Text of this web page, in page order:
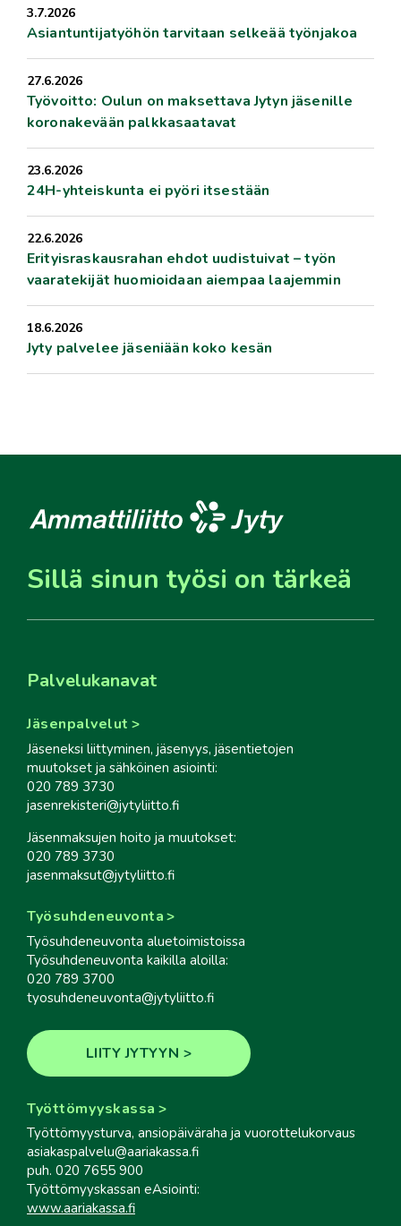
3.7.2026
Asiantuntijatyöhön tarvitaan selkeää työnjakoa
27.6.2026
Työvoitto: Oulun on maksettava Jytyn jäsenille
koronakevään palkkasaatavat
23.6.2026
24H-yhteiskunta ei pyöri itsestään
22.6.2026
Erityisraskausrahan ehdot uudistuivat – työn
vaaratekijät huomioidaan aiempaa laajemmin
18.6.2026
Jyty palvelee jäseniään koko kesän
Sillä sinun työsi on tärkeä
Palvelukanavat
Jäsenpalvelut
Jäseneksi liittyminen, jäsenyys, jäsentietojen
muutokset ja sähköinen asiointi:
020 789 3730
jasenrekisteri@jytyliitto.fi
Jäsenmaksujen hoito ja muutokset:
020 789 3730
jasenmaksut@jytyliitto.fi
Työsuhdeneuvonta
Työsuhdeneuvonta aluetoimistoissa
Työsuhdeneuvonta kaikilla aloilla:
020 789 3700
tyosuhdeneuvonta@jytyliitto.fi
LIITY JYTYYN
Työttömyyskassa
Työttömyysturva, ansiopäiväraha ja vuorottelukorvaus
asiakaspalvelu@aariakassa.fi
puh. 020 7655 900
Työttömyyskassan eAsiointi:
www.aariakassa.fi